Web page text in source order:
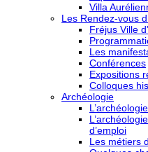
Villa
Les Rendez-vous
Fréjus Ville
Les
Conférences
Expositions
Colloques
Archéologie
d’emploi
Les métiers